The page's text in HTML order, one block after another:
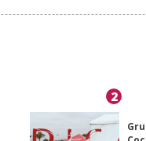
2